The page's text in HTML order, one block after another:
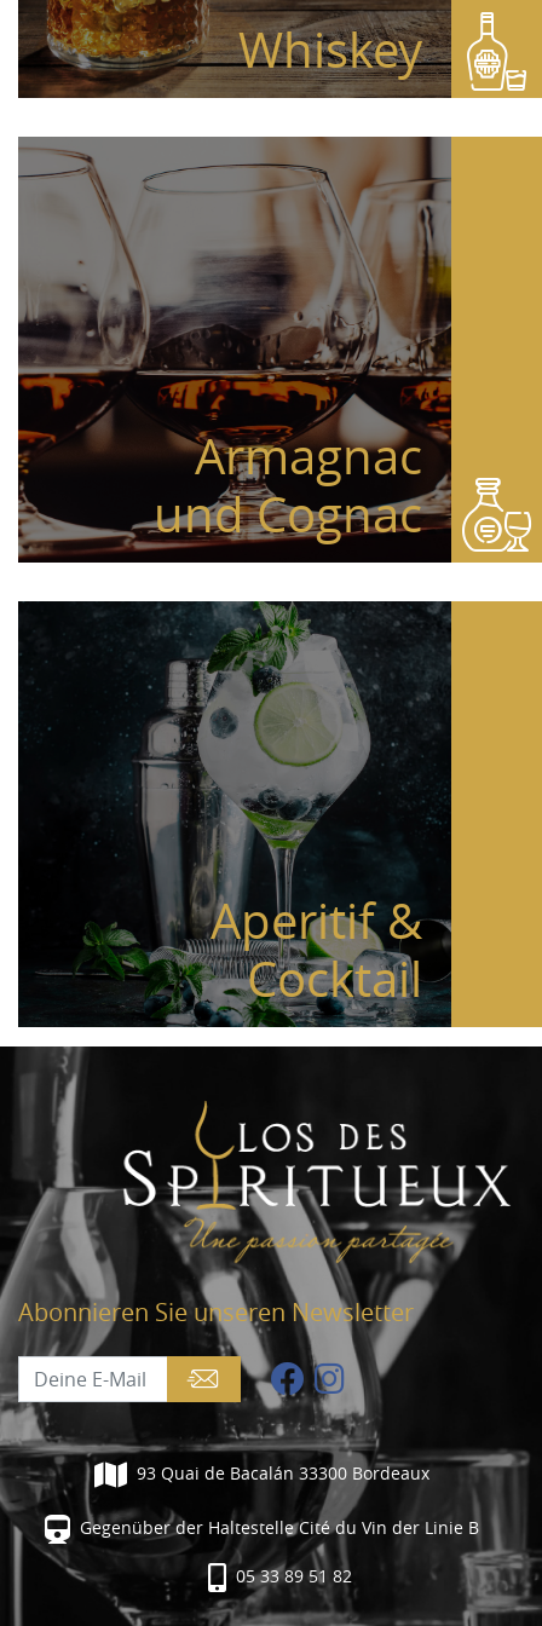
Whiskey
Armagnac
und Cognac
Aperitif &
Cocktail
Abonnieren Sie unseren Newsletter
93 Quai de Bacalán 33300 Bordeaux
Gegenüber der Haltestelle Cité du Vin der Linie B
05 33 89 51 82